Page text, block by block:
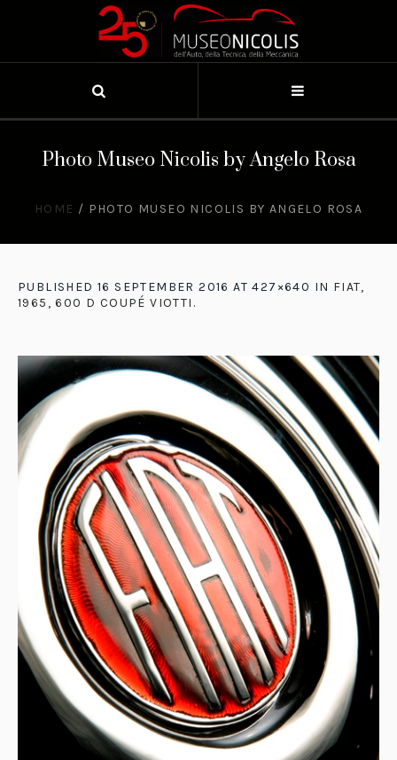
Photo Museo Nicolis by Angelo Rosa
HOME / PHOTO MUSEO NICOLIS BY ANGELO ROSA
PUBLISHED 16 SEPTEMBER 2016 AT 427×640 IN FIAT,
1965, 600 D COUPÉ VIOTTI .